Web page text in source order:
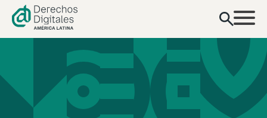
contenido